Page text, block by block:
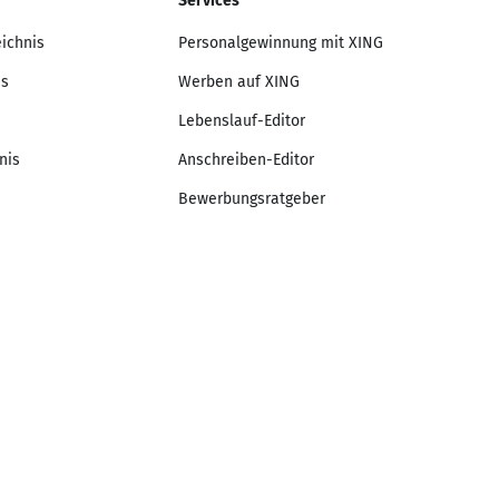
Personalgewinnung mit XING
Werben auf XING
Lebenslauf-Editor
Anschreiben-Editor
Bewerbungsratgeber